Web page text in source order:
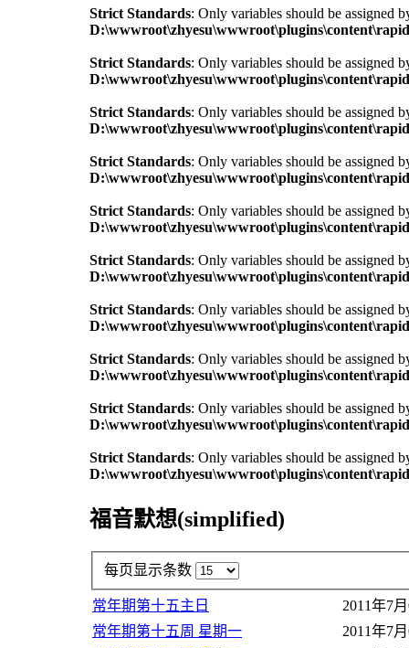
Strict Standards: Only variables should be assigned
Strict Standards: Only variables should be assigned
Strict Standards: Only variables should be assigned
Strict Standards: Only variables should be assigned
Strict Standards: Only variables should be assigned
Strict Standards: Only variables should be assigned
Strict Standards: Only variables should be assigned
Strict Standards: Only variables should be assigned
Strict Standards: Only variables should be assigned
Strict Standards: Only variables should be assigned
福音默想(simplified)
每页显示条数
常年期第十五主日
2011年7
常年期第十五周 星期一
2011年7